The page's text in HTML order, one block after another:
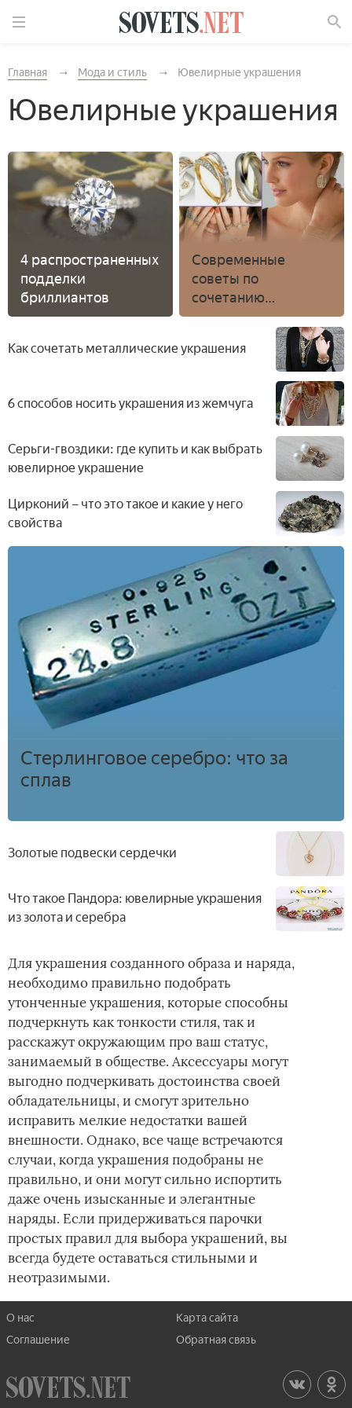
Главная Мода и стиль Ювелирные украшения
Ювелирные украшения
4 распространенных
подделки
бриллиантов
Современные
советы по
сочетанию
серебряных и
золотых украшений
Как сочетать металлические украшения
6 способов носить украшения из жемчуга
Серьги-гвоздики: где купить и как выбрать
ювелирное украшение
Цирконий – что это такое и какие у него
свойства
Стерлинговое серебро: что за
сплав
Золотые подвески сердечки
Что такое Пандора: ювелирные украшения
из золота и серебра
Для украшения созданного образа и наряда,
необходимо правильно подобрать
утонченные украшения, которые способны
подчеркнуть как тонкости стиля, так и
расскажут окружающим про ваш статус,
занимаемый в обществе. Аксессуары могут
выгодно подчеркивать достоинства своей
обладательницы, и смогут зрительно
исправить мелкие недостатки вашей
внешности. Однако, все чаще встречаются
случаи, когда украшения подобраны не
правильно, и они могут сильно испортить
даже очень изысканные и элегантные
наряды. Если придерживаться парочки
простых правил для выбора украшений, вы
всегда будете оставаться стильными и
неотразимыми.
О нас
Карта сайта
Соглашение
Обратная связь